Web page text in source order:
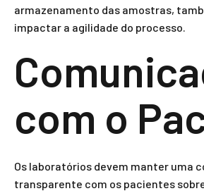
armazenamento das amostras,
impactar a agilidade do processo.
com o
Os laboratórios devem manter uma
transparente com os pacientes